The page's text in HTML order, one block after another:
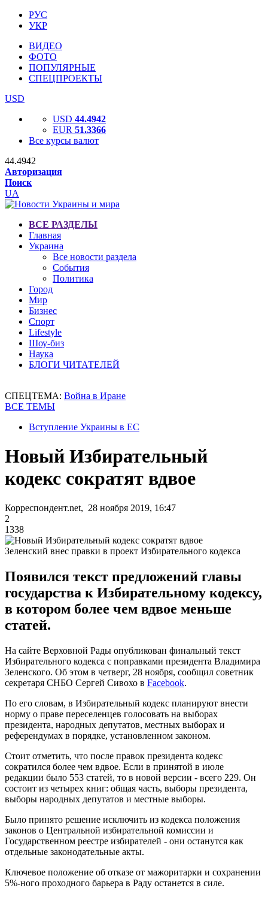
РУС
УКР
ВИДЕО
ФОТО
ПОПУЛЯРНЫЕ
СПЕЦПРОЕКТЫ
USD
USD 44.4942
EUR 51.3366
Все курсы валют
44.4942
Авторизация
Поиск
UA
ВСЕ РАЗДЕЛЫ
Главная
Украина
Все новости раздела
События
Политика
Город
Мир
Бизнес
Спорт
Lifestyle
Шоу-биз
Наука
БЛОГИ ЧИТАТЕЛЕЙ
СПЕЦТЕМА: Война в Иране
ВСЕ ТЕМЫ
Вступление Украины в ЕС
Новый Избирательный
кодекс сократят вдвое
Корреспондент.net, 28 ноября 2019, 16:47
2
1338
Зеленский внес правки в проект Избирательного кодекса
Появился текст предложений главы
государства к Избирательному кодексу,
в котором более чем вдвое меньше
статей.
На сайте Верховной Рады опубликован финальный текст
Избирательного кодекса с поправками президента Владимира
Зеленского. Об этом в четверг, 28 ноября, сообщил советник
секретаря СНБО Сергей Сивохо в Facebook.
По его словам, в Избирательный кодекс планируют внести
норму о праве переселенцев голосовать на выборах
президента, народных депутатов, местных выборах и
референдумах в порядке, установленном законом.
Стоит отметить, что после правок президента кодекс
сократился более чем вдвое. Если в принятой в июле
редакции было 553 статей, то в новой версии - всего 229. Он
состоит из четырех книг: общая часть, выборы президента,
выборы народных депутатов и местные выборы.
Было принято решение исключить из кодекса положения
законов о Центральной избирательной комиссии и
Государственном реестре избирателей - они останутся как
отдельные законодательные акты.
Ключевое положение об отказе от мажоритарки и сохранении
5%-ного проходного барьера в Раду останется в силе.